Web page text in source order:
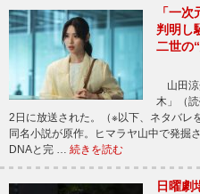
「一
判明し
二世の
山田涼
木」（
2日に放送された。（※以下、ネタバ
同名小説が原作。ヒマラヤ山中で発掘
DNAと完 … 続きを読む
日曜劇